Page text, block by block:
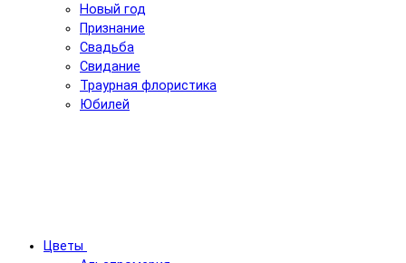
Новый год
Признание
Свадьба
Свидание
Траурная флористика
Юбилей
Цветы